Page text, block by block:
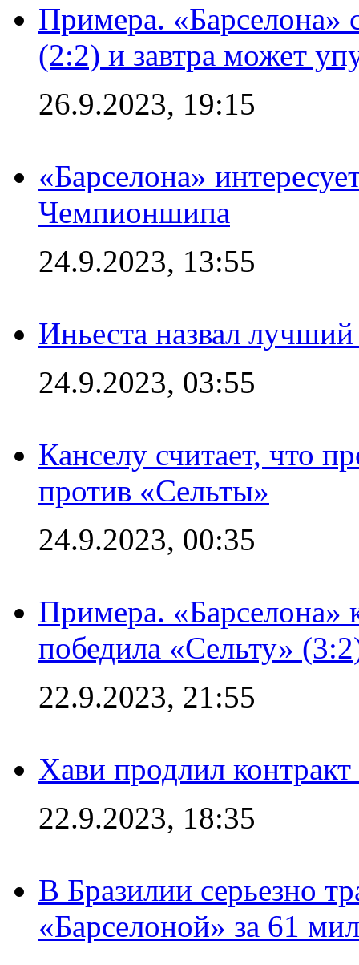
Примера. «Барселона»
(2:2) и завтра может
26.9.2023, 19:15
«Барселона»
Чемпионшипа
24.9.2023, 13:55
Иньеста назвал
24.9.2023, 03:55
Канселу считает, что
против «Сельты»
24.9.2023, 00:35
Примера. «Барселона»
победила «Сельту»
22.9.2023, 21:55
Хави продлил
22.9.2023, 18:35
В Бразилии серьезно
«Барселоной» за 61